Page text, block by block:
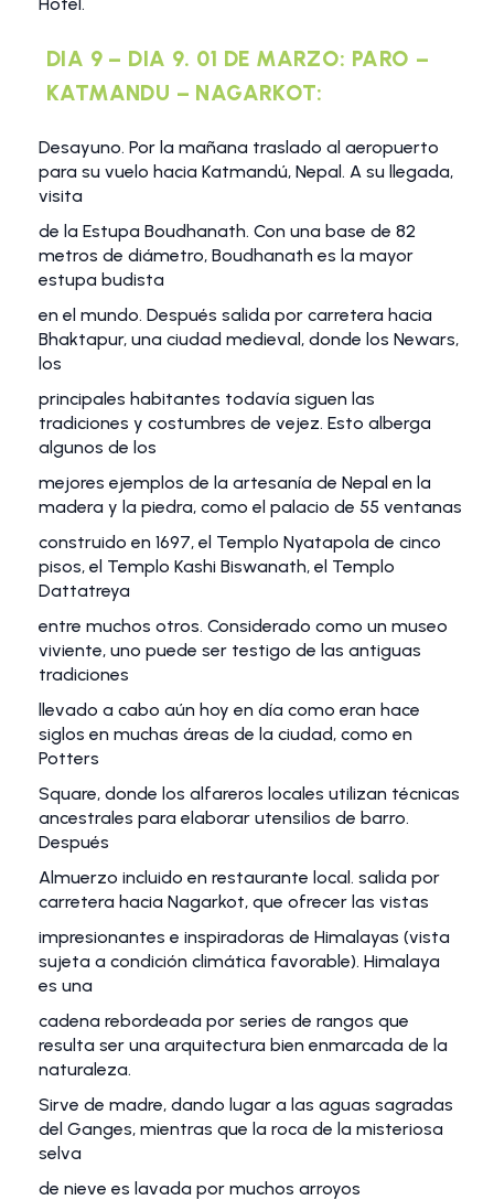
DIA 9 – DIA 9. 01 DE MARZO: PARO –
KATMANDU – NAGARKOT:
Desayuno. Por la mañana traslado al aeropuerto
para su vuelo hacia Katmandú, Nepal. A su llegada,
visita
de la Estupa Boudhanath. Con una base de 82
metros de diámetro, Boudhanath es la mayor
estupa budista
en el mundo. Después salida por carretera hacia
Bhaktapur, una ciudad medieval, donde los Newars,
los
principales habitantes todavía siguen las
tradiciones y costumbres de vejez. Esto alberga
algunos de los
mejores ejemplos de la artesanía de Nepal en la
madera y la piedra, como el palacio de 55 ventanas
construido en 1697, el Templo Nyatapola de cinco
pisos, el Templo Kashi Biswanath, el Templo
Dattatreya
entre muchos otros. Considerado como un museo
viviente, uno puede ser testigo de las antiguas
tradiciones
llevado a cabo aún hoy en día como eran hace
siglos en muchas áreas de la ciudad, como en
Potters
Square, donde los alfareros locales utilizan técnicas
ancestrales para elaborar utensilios de barro.
Después
Almuerzo incluido en restaurante local. salida por
carretera hacia Nagarkot, que ofrecer las vistas
impresionantes e inspiradoras de Himalayas (vista
sujeta a condición climática favorable). Himalaya
es una
cadena rebordeada por series de rangos que
resulta ser una arquitectura bien enmarcada de la
naturaleza.
Sirve de madre, dando lugar a las aguas sagradas
del Ganges, mientras que la roca de la misteriosa
selva
de nieve es lavada por muchos arroyos